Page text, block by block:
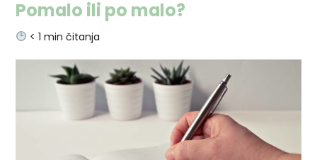
Pomalo ili po malo?
< 1 min čitanja